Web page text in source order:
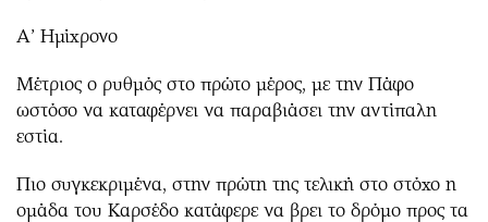
Α’ Ημίχρονο
Μέτριος ο ρυθμός στο πρώτο μέρος, με την Πάφο
ωστόσο να καταφέρνει να παραβιάσει την αντίπαλη
εστία.
Πιο συγκεκριμένα, στην πρώτη της τελική στο στόχο η
ομάδα του Καρσέδο κατάφερε να βρει το δρόμο προς τα